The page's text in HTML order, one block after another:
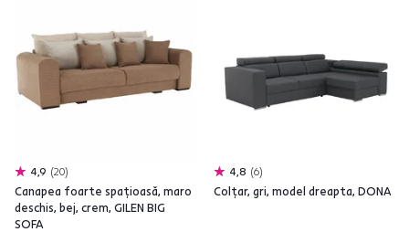
4,9 20
Canapea foarte spaţioasă, maro
deschis, bej, crem, GILEN BIG
SOFA
4,8 6
Colţar, gri, model dreapta, DONA